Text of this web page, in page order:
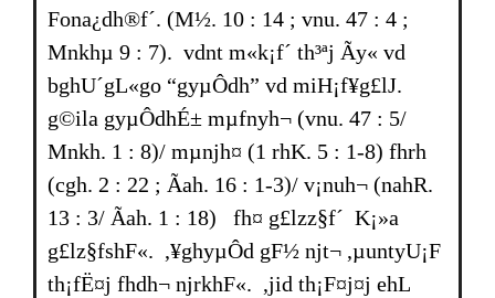
Fona¿dh®f´. (M½. 10 : 14 ; vnu. 47 : 4 ;
Mnkhµ 9 : 7). vdnt m«k¡f´ th³ªj Ãy« vd
bghU´gL«go “gyµÔdh” vd miH¡f¥g£lJ.
g©ila gyµÔdhÉ± mµfnyh¬ (vnu. 47 : 5/
Mnkh. 1 : 8)/ mµnjh¤ (1 rhK. 5 : 1-8) fhrh
(cgh. 2 : 22 ; Ãah. 16 : 1-3)/ v¡nuh¬ (nahR.
13 : 3/ Ãah. 1 : 18) fh¤ g£lzz§f´ K¡»a
g£lz§fshF«. ,¥ghyµÔd gF½ njt¬ ,µuntyU¡F
th¡fË¤j fhdh¬ njrkhF«. ,jid th¡F¤j¤j ehL